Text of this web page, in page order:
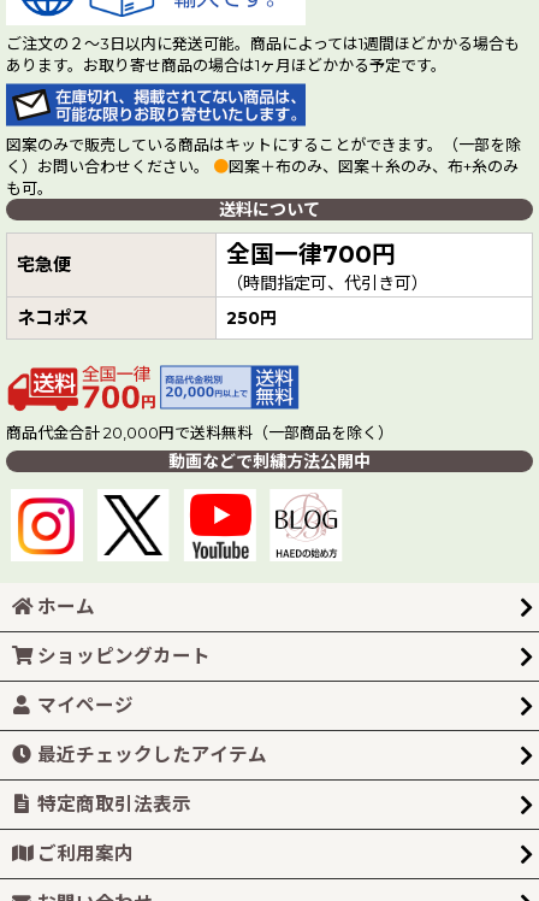
ご注文の２～3日以内に発送可能。商品によっては1週間ほどかかる場合も
あります。お取り寄せ商品の場合は1ヶ月ほどかかる予定です。
図案のみで販売している商品はキットにすることができます。（一部を除
く）お問い合わせください。 ●図案＋布のみ、図案＋糸のみ、布+糸のみ
も可。
送料について
宅急便 全国一律700円
（時間指定可、代引き可）
ネコポス 250円
商品代金合計 20,000円で送料無料（一部商品を除く）
動画などで刺繍方法公開中
ホーム
ショッピングカート
マイページ
最近チェックしたアイテム
特定商取引法表示
ご利用案内